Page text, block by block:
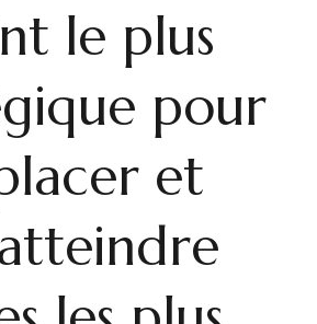
le plus
pour
et